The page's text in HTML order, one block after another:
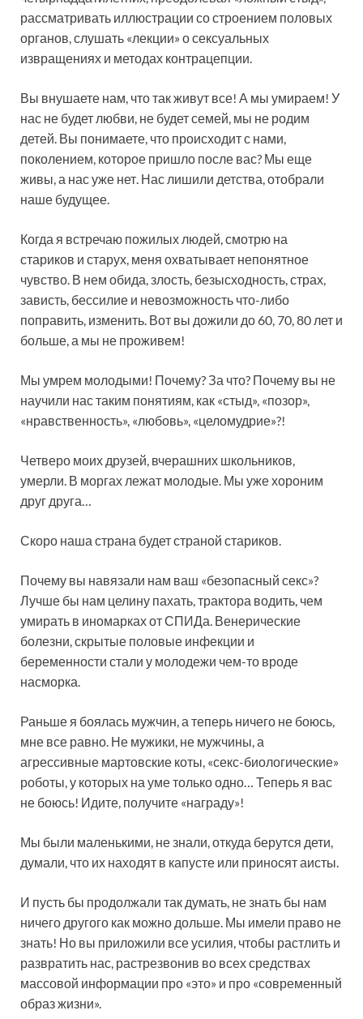
рассматривать иллюстрации со строением половых
органов, слушать «лекции» о сексуальных
извращениях и методах контрацепции.
Вы внушаете нам, что так живут все! А мы умираем! У
нас не будет любви, не будет семей, мы не родим
детей. Вы понимаете, что происходит с нами,
поколением, которое пришло после вас? Мы еще
живы, а нас уже нет. Нас лишили детства, отобрали
наше будущее.
Когда я встречаю пожилых людей, смотрю на
стариков и старух, меня охватывает непонятное
чувство. В нем обида, злость, безысходность, страх,
зависть, бессилие и невозможность что-либо
поправить, изменить. Вот вы дожили до 60, 70, 80 лет и
больше, а мы не проживем!
Мы умрем молодыми! Почему? За что? Почему вы не
научили нас таким понятиям, как «стыд», «позор»,
«нравственность», «любовь», «целомудрие»?!
Четверо моих друзей, вчерашних школьников,
умерли. В моргах лежат молодые. Мы уже хороним
друг друга…
Скоро наша страна будет страной стариков.
Почему вы навязали нам ваш «безопасный секс»?
Лучше бы нам целину пахать, трактора водить, чем
умирать в иномарках от СПИДа. Венерические
болезни, скрытые половые инфекции и
беременности стали у молодежи чем-то вроде
насморка.
Раньше я боялась мужчин, а теперь ничего не боюсь,
мне все равно. Не мужики, не мужчины, а
агрессивные мартовские коты, «секс-биологические»
роботы, у которых на уме только одно… Теперь я вас
не боюсь! Идите, получите «награду»!
Мы были маленькими, не знали, откуда берутся дети,
думали, что их находят в капусте или приносят аисты.
И пусть бы продолжали так думать, не знать бы нам
ничего другого как можно дольше. Мы имели право не
знать! Но вы приложили все усилия, чтобы растлить и
развратить нас, растрезвонив во всех средствах
массовой информации про «это» и про «современный
образ жизни».